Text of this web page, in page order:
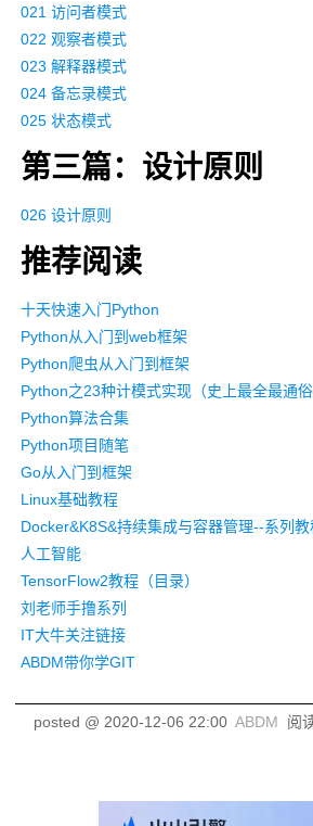
021 访问者模式
022 观察者模式
023 解释器模式
024 备忘录模式
025 状态模式
第三篇：设计原则
026 设计原则
推荐阅读
十天快速入门Python
Python从入门到web框架
Python爬虫从入门到框架
Python之23种计模式实现（史上最全最通
Python算法合集
Python项目随笔
Go从入门到框架
Linux基础教程
Docker&K8S&持续集成与容器管理--系列教
人工智能
TensorFlow2教程（目录）
刘老师手撸系列
IT大牛关注链接
ABDM带你学GIT
posted @ 2020-12-06 22:00 ABDM 阅